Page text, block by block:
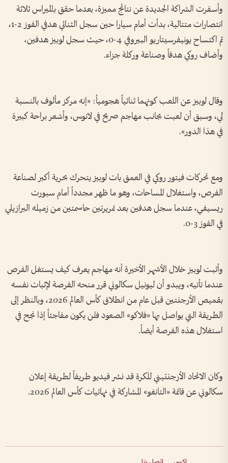
وأسفرت الشراكة الجديدة عن نتائج مميزة، بعدما حقق بالميراس ثلاثة
انتصارات متتالية، بدأت أمام سيارا حين سجل الثنائي هدفي الفوز 2-1،
ثم اكتساح يونيفرسيتاريو البيروفي 4-0، حيث سجل لوبيز هدفين،
وأضاف روكي هدفاً وصناعة وركلة جزاء.
وقال لوبيز عن اللعب كونهما ثنائياً هجومياً: «إنه مركز مألوف بالنسبة
لي، وسبق أن لعبت بجانب مهاجم صريح في لانوس، وأشعر براحة كبيرة
في هذا الدور».
ومع تحركات فيتور روكي في العمق بات لوبيز يتحرك بحرية أكبر لصناعة
الفرص، واستغلال المساحات، وهو ما ظهر مجدداً أمام سبورت
ريسيفي، عندما سجل هدفين بعد تمريرتين حاسمتين من زميله البرازيلي
في الفوز 3-0.
وأثبت لوبيز خلال الأشهر الأخيرة أنه مهاجم يعرف كيف يستغل الفرص
عندما تأتيه، ويبدو أن ليونيل سكالوني قرر منحه الفرصة لإثبات نفسه
بقميص الأرجنتين قبل عام من انطلاق كأس العالم 2026، وبالنظر إلى
الطريقة التي يواصل بها «فلاكو» الصعود فلن يكون مفاجئاً إذا نجح في
استغلال هذه الفرصة أيضاً.
وكان الاتحاد الأرجنتيني للكرة قد نشر فيديو طريفاً لطريقة إعلان
سكالوني عن قائمة «التانغو» المشاركة في نهائيات كأس العالم 2026.
إكس اتصل بنا